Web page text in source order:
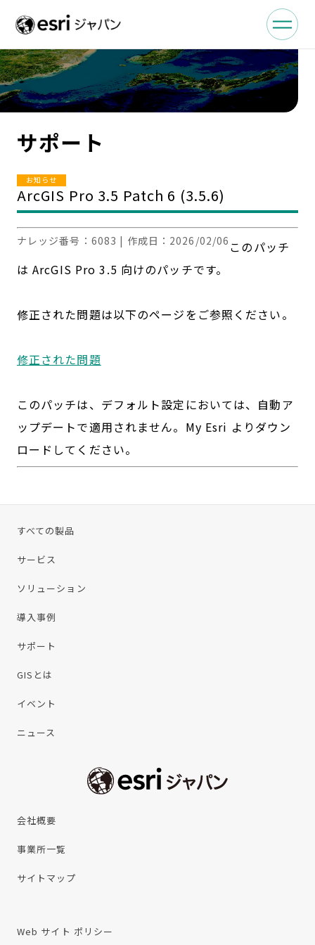
サポート
お知らせ
ArcGIS Pro 3.5 Patch 6 (3.5.6)
ナレッジ番号： 6083 | 作成日： 2026/02/06 このパッチ
は ArcGIS Pro 3.5 向けのパッチです。
修正された問題は以下のページをご参照ください。
修正された問題
このパッチは、デフォルト設定においては、自動ア
ップデートで適用されません。My Esri よりダウン
ロードしてください。
すべての製品
サービス
ソリューション
導入事例
サポート
GISとは
イベント
ニュース
会社概要
事業所一覧
サイトマップ
Web サイト ポリシー